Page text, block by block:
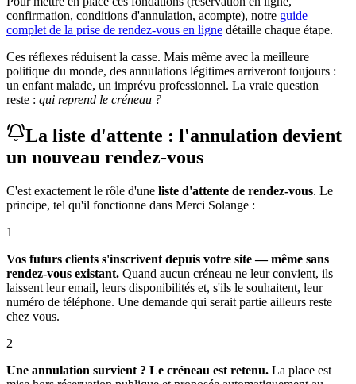
confirmation, conditions d'annulation, acompte), notre guide
complet de la prise de rendez-vous en ligne détaille chaque étape.
Ces réflexes réduisent la casse. Mais même avec la meilleure
politique du monde, des annulations légitimes arriveront toujours :
un enfant malade, un imprévu professionnel. La vraie question
reste : qui reprend le créneau ?
La liste d'attente : l'annulation devient
un nouveau rendez-vous
C'est exactement le rôle d'une liste d'attente de rendez-vous. Le
principe, tel qu'il fonctionne dans Merci Solange :
1
Vos futurs clients s'inscrivent depuis votre site — même sans
rendez-vous existant. Quand aucun créneau ne leur convient, ils
laissent leur email, leurs disponibilités et, s'ils le souhaitent, leur
numéro de téléphone. Une demande qui serait partie ailleurs reste
chez vous.
2
Une annulation survient ? Le créneau est retenu. La place est